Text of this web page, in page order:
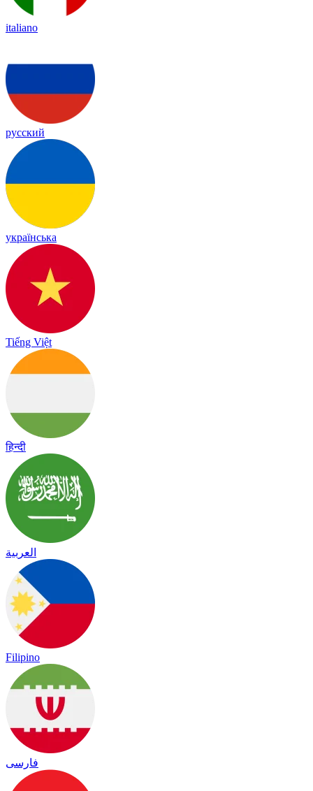
italiano
русский
українська
Tiếng Việt
हिन्दी
العربية
Filipino
فارسی